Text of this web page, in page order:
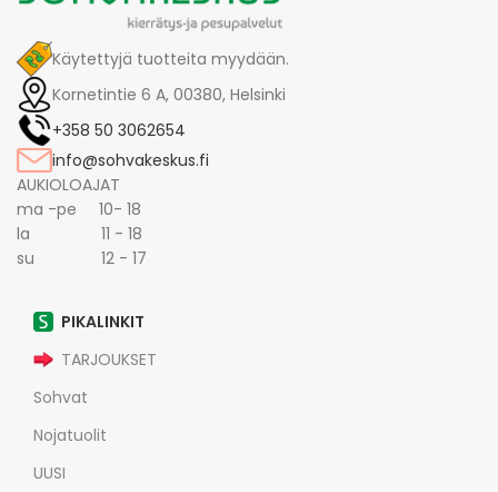
Käytettyjä tuotteita myydään.
Kornetintie 6 A, 00380, Helsinki
+358 50 3062654
info@sohvakeskus.fi
AUKIOLOAJAT
ma -pe 10- 18
la 11 - 18
su 12 - 17
PIKALINKIT
TARJOUKSET
Sohvat
Nojatuolit
UUSI